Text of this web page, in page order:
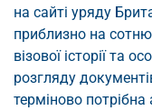
на сайті уряду
приблизно на
візової історії та
розгляду
терміново